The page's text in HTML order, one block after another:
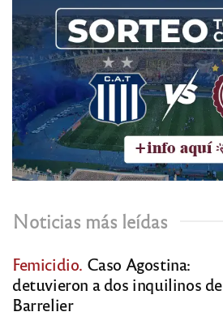
Noticias más leídas
Femicidio. Caso Agostina:
detuvieron a dos inquilinos de
Barrelier